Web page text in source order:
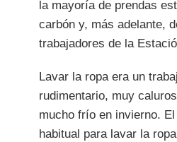
la mayoría de prendas
carbón y, más adelante,
trabajadores de la
Lavar la ropa era un
rudimentario, muy
mucho frío en invierno.
habitual para lavar la